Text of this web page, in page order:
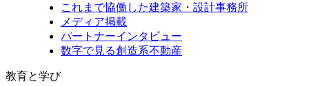
これまで協働した建築家・設計事務所
メディア掲載
パートナーインタビュー
数字で見る創造系不動産
教育と学び